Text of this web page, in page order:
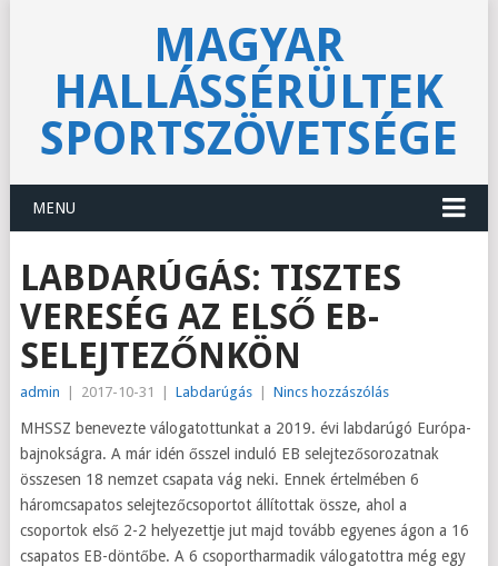
MAGYAR
HALLÁSSÉRÜLTEK
SPORTSZÖVETSÉGE
MENU
LABDARÚGÁS: TISZTES
VERESÉG AZ ELSŐ EB-
SELEJTEZŐNKÖN
admin 2017-10-31 Labdarúgás Nincs hozzászólás
MHSSZ benevezte válogatottunkat a 2019. évi labdarúgó Európa-
bajnokságra. A már idén ősszel induló EB selejtezősorozatnak
összesen 18 nemzet csapata vág neki. Ennek értelmében 6
háromcsapatos selejtezőcsoportot állítottak össze, ahol a
csoportok első 2-2 helyezettje jut majd tovább egyenes ágon a 16
csapatos EB-döntőbe. A 6 csoportharmadik válogatottra még egy